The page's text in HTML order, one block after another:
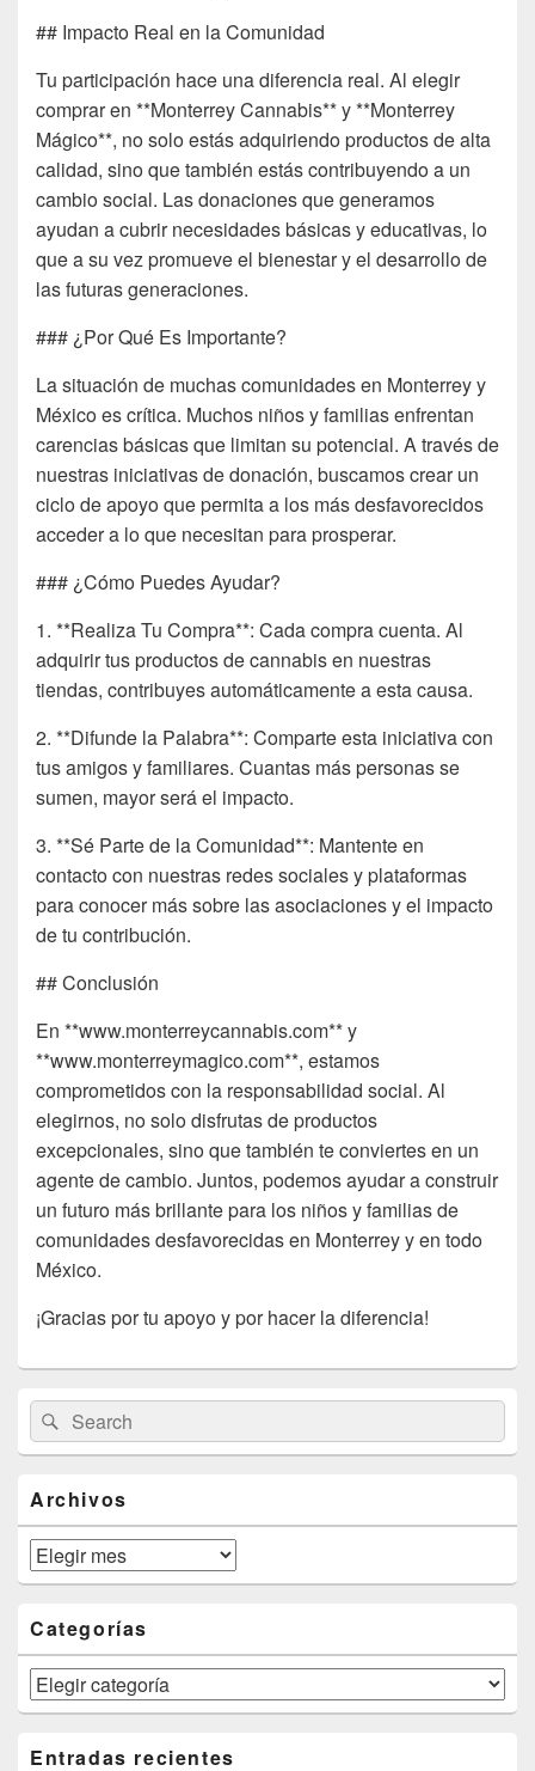
## Impacto Real en la Comunidad
Tu participación hace una diferencia real. Al elegir
comprar en **Monterrey Cannabis** y **Monterrey
Mágico**, no solo estás adquiriendo productos de alta
calidad, sino que también estás contribuyendo a un
cambio social. Las donaciones que generamos
ayudan a cubrir necesidades básicas y educativas, lo
que a su vez promueve el bienestar y el desarrollo de
las futuras generaciones.
### ¿Por Qué Es Importante?
La situación de muchas comunidades en Monterrey y
México es crítica. Muchos niños y familias enfrentan
carencias básicas que limitan su potencial. A través de
nuestras iniciativas de donación, buscamos crear un
ciclo de apoyo que permita a los más desfavorecidos
acceder a lo que necesitan para prosperar.
### ¿Cómo Puedes Ayudar?
1. **Realiza Tu Compra**: Cada compra cuenta. Al
adquirir tus productos de cannabis en nuestras
tiendas, contribuyes automáticamente a esta causa.
2. **Difunde la Palabra**: Comparte esta iniciativa con
tus amigos y familiares. Cuantas más personas se
sumen, mayor será el impacto.
3. **Sé Parte de la Comunidad**: Mantente en
contacto con nuestras redes sociales y plataformas
para conocer más sobre las asociaciones y el impacto
de tu contribución.
## Conclusión
En **www.monterreycannabis.com** y
**www.monterreymagico.com**, estamos
comprometidos con la responsabilidad social. Al
elegirnos, no solo disfrutas de productos
excepcionales, sino que también te conviertes en un
agente de cambio. Juntos, podemos ayudar a construir
un futuro más brillante para los niños y familias de
comunidades desfavorecidas en Monterrey y en todo
México.
¡Gracias por tu apoyo y por hacer la diferencia!
Primary
Sidebar
Widget
Area
Search
for:
Search
Archivos
Archivos
Categorías
Categorías
Entradas recientes